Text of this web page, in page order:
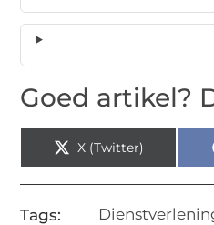
Goed artikel?
X (Twitter)
Tags: